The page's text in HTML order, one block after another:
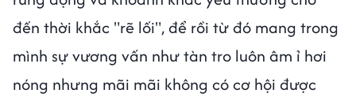
đến thời khắc "rẽ lối", để rồi từ đó mang trong
mình sự vương vấn như tàn tro luôn âm ỉ hơi
nóng nhưng mãi mãi không có cơ hội được